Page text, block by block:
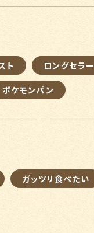
ト ロングセラー
ポケモンパン
ガッツリ食べたい